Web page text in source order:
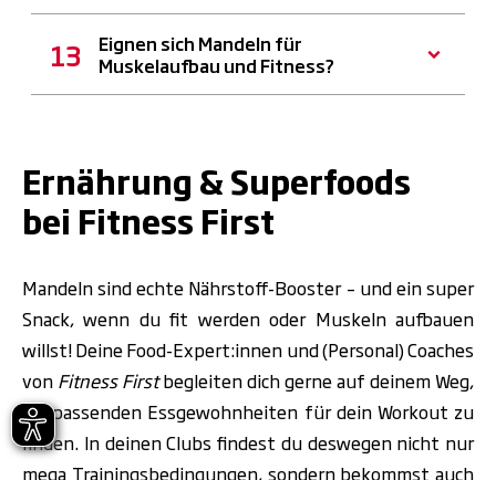
Eignen sich Mandeln für
Muskelaufbau und Fitness?
Ernährung & Superfoods
bei Fitness First
Mandeln sind echte Nährstoff-Booster – und ein super
Snack, wenn du fit werden oder Muskeln aufbauen
willst! Deine Food-Expert:innen und (Personal) Coaches
von Fitness Firstbegleiten dich gerne auf deinem Weg,
die passenden Essgewohnheiten für dein Workout zu
finden. In deinen Clubs findest du deswegen nicht nur
mega Trainingsbedingungen, sondern bekommst auch